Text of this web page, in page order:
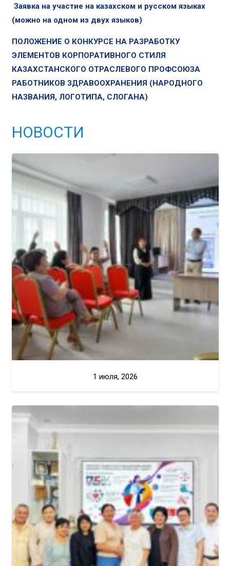
Заявка на участие на казахском и русском языках
(можно на одном из двух языков)
ПОЛОЖЕНИЕ О КОНКУРСЕ НА РАЗРАБОТКУ
ЭЛЕМЕНТОВ КОРПОРАТИВНОГО СТИЛЯ
КАЗАХСТАНСКОГО ОТРАСЛЕВОГО ПРОФСОЮЗА
РАБОТНИКОВ ЗДРАВООХРАНЕНИЯ (НАРОДНОГО
НАЗВАНИЯ, ЛОГОТИПА, СЛОГАНА)
НОВОСТИ
1 июля, 2026